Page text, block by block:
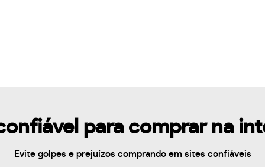
para comprar na
Evite golpes e prejuízos comprando em sites confiáveis